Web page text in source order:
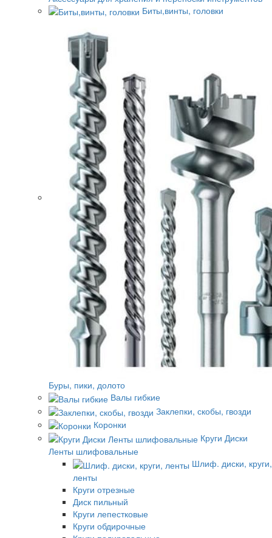
Биты,винты, головки
Буры, пики, долото
Валы гибкие
Заклепки, скобы, гвозди
Коронки
Круги Диски
Ленты шлифовальные
Шлиф. диски, круги,
ленты
Круги отрезные
Диск пильный
Круги лепестковые
Круги обдирочные